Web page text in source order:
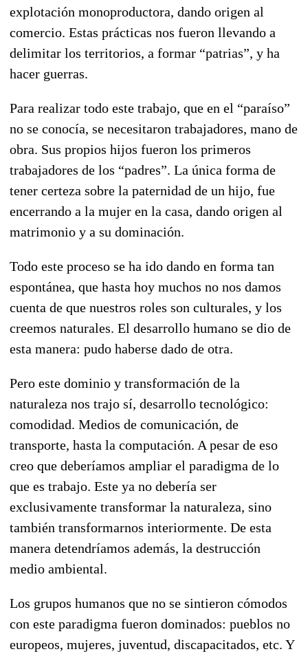
explotación monoproductora, dando origen al
comercio. Estas prácticas nos fueron llevando a
delimitar los territorios, a formar “patrias”, y ha
hacer guerras.
Para realizar todo este trabajo, que en el “paraíso”
no se conocía, se necesitaron trabajadores, mano de
obra. Sus propios hijos fueron los primeros
trabajadores de los “padres”. La única forma de
tener certeza sobre la paternidad de un hijo, fue
encerrando a la mujer en la casa, dando origen al
matrimonio y a su dominación.
Todo este proceso se ha ido dando en forma tan
espontánea, que hasta hoy muchos no nos damos
cuenta de que nuestros roles son culturales, y los
creemos naturales. El desarrollo humano se dio de
esta manera: pudo haberse dado de otra.
Pero este dominio y transformación de la
naturaleza nos trajo sí, desarrollo tecnológico:
comodidad. Medios de comunicación, de
transporte, hasta la computación. A pesar de eso
creo que deberíamos ampliar el paradigma de lo
que es trabajo. Este ya no debería ser
exclusivamente transformar la naturaleza, sino
también transformarnos interiormente. De esta
manera detendríamos además, la destrucción
medio ambiental.
Los grupos humanos que no se sintieron cómodos
con este paradigma fueron dominados: pueblos no
europeos, mujeres, juventud, discapacitados, etc. Y